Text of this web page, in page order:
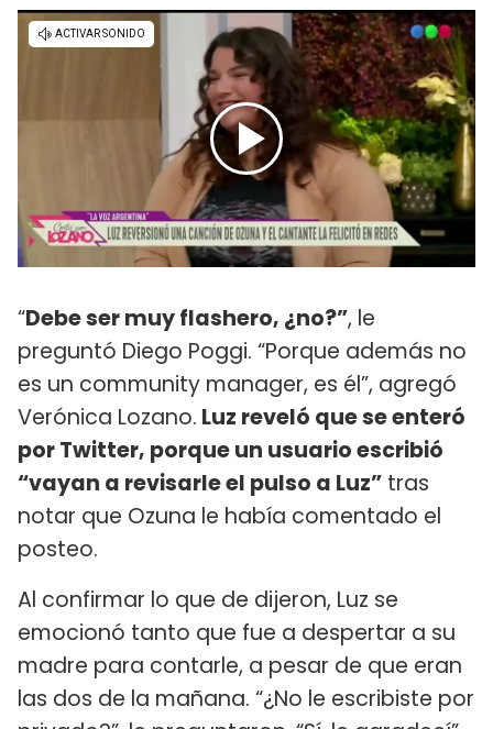
“Debe ser muy flashero, ¿no?”, le
preguntó Diego Poggi. “Porque además no
es un community manager, es él”, agregó
Verónica Lozano. Luz reveló que se enteró
por Twitter, porque un usuario escribió
“vayan a revisarle el pulso a Luz” tras
notar que Ozuna le había comentado el
posteo.
Al confirmar lo que de dijeron, Luz se
emocionó tanto que fue a despertar a su
madre para contarle, a pesar de que eran
las dos de la mañana. “¿No le escribiste por